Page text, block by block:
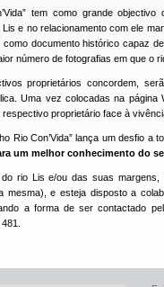
tem como grande
e no relacionamento com ele
documento histórico capaz
número de fotografias em que o
proprietários concordem,
Uma vez colocadas na
proprietário face à
Rio Con’Vida” lança um desfio
um melhor conhecimento do
rio Lis e/ou das suas
mesma), e esteja disposto a
a forma de ser contactado